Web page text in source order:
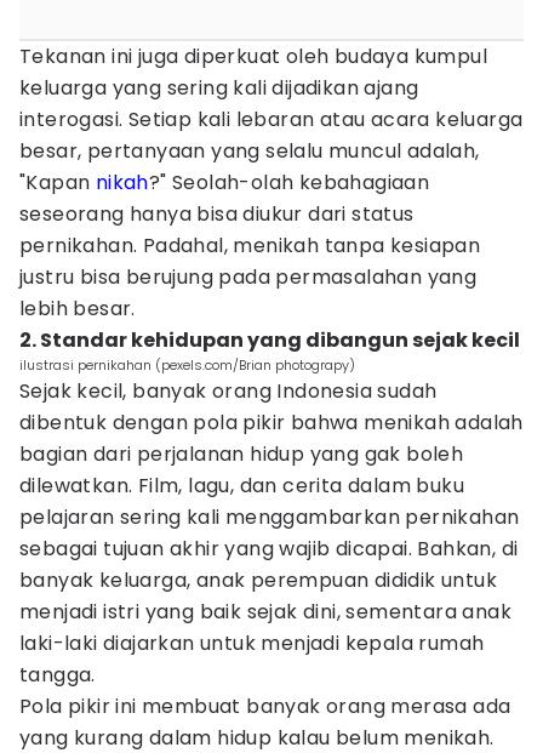
Tekanan ini juga diperkuat oleh budaya kumpul
keluarga yang sering kali dijadikan ajang
interogasi. Setiap kali lebaran atau acara keluarga
besar, pertanyaan yang selalu muncul adalah,
"Kapan nikah?" Seolah-olah kebahagiaan
seseorang hanya bisa diukur dari status
pernikahan. Padahal, menikah tanpa kesiapan
justru bisa berujung pada permasalahan yang
lebih besar.
2. Standar kehidupan yang dibangun sejak kecil
ilustrasi pernikahan (pexels.com/Brian photograpy)
Sejak kecil, banyak orang Indonesia sudah
dibentuk dengan pola pikir bahwa menikah adalah
bagian dari perjalanan hidup yang gak boleh
dilewatkan. Film, lagu, dan cerita dalam buku
pelajaran sering kali menggambarkan pernikahan
sebagai tujuan akhir yang wajib dicapai. Bahkan, di
banyak keluarga, anak perempuan dididik untuk
menjadi istri yang baik sejak dini, sementara anak
laki-laki diajarkan untuk menjadi kepala rumah
tangga.
Pola pikir ini membuat banyak orang merasa ada
yang kurang dalam hidup kalau belum menikah.